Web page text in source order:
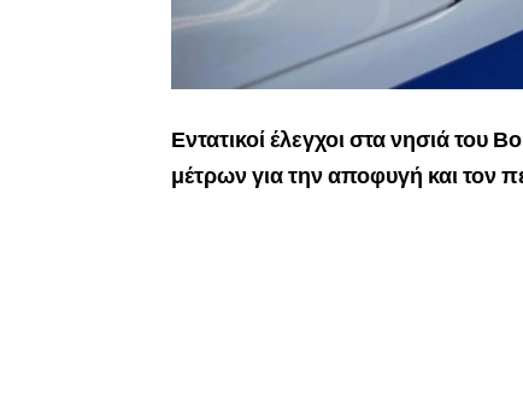
Εντατικοί έλεγχοι στα νησιά του
μέτρων για την αποφυγή και τον